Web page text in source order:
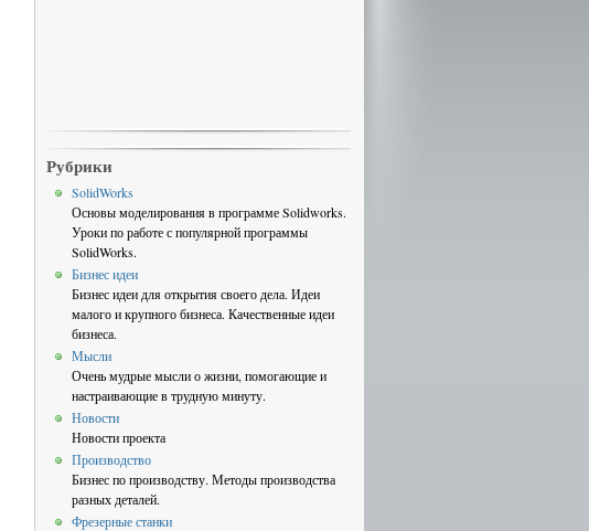
Рубрики
SolidWorks
Основы моделирования в программе Solidworks.
Уроки по работе с популярной программы
SolidWorks.
Бизнес идеи
Бизнес идеи для открытия своего дела. Идеи
малого и крупного бизнеса. Качественные идеи
бизнеса.
Мысли
Очень мудрые мысли о жизни, помогающие и
настраивающие в трудную минуту.
Новости
Новости проекта
Производство
Бизнес по производству. Методы производства
разных деталей.
Фрезерные станки